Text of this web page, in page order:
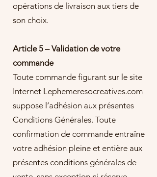
opérations de livraison aux tiers de
son choix.
Article 5 – Validation de votre
commande
Toute commande figurant sur le site
Internet Lephemeresocreatives.com
suppose l’adhésion aux présentes
Conditions Générales. Toute
confirmation de commande entraîne
votre adhésion pleine et entière aux
présentes conditions générales de